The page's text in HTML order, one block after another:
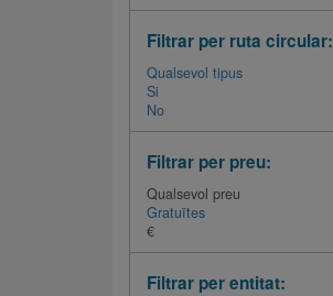
Filtrar per ruta circular:
Qualsevol tipus
Si
No
Filtrar per preu:
Qualsevol preu
Gratuïtes
€
Filtrar per entitat: